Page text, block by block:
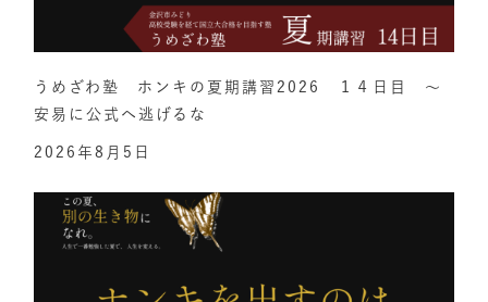
うめざわ塾 ホンキの夏期講習2026 １４日目 ～
安易に公式へ逃げるな
2026年8月5日